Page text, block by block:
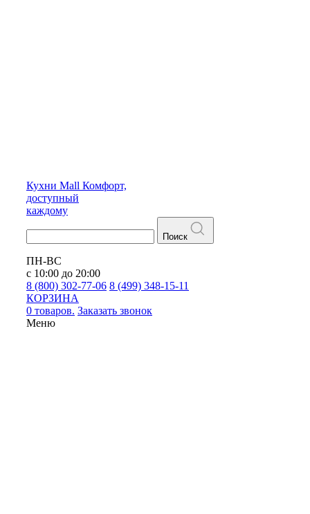
Кухни Mall Комфорт,
доступный
каждому
Поиск
ПН-ВС
с 10:00 до 20:00
8 (800) 302-77-06 8 (499) 348-15-11
КОРЗИНА
0 товаров. Заказать звонок
Меню